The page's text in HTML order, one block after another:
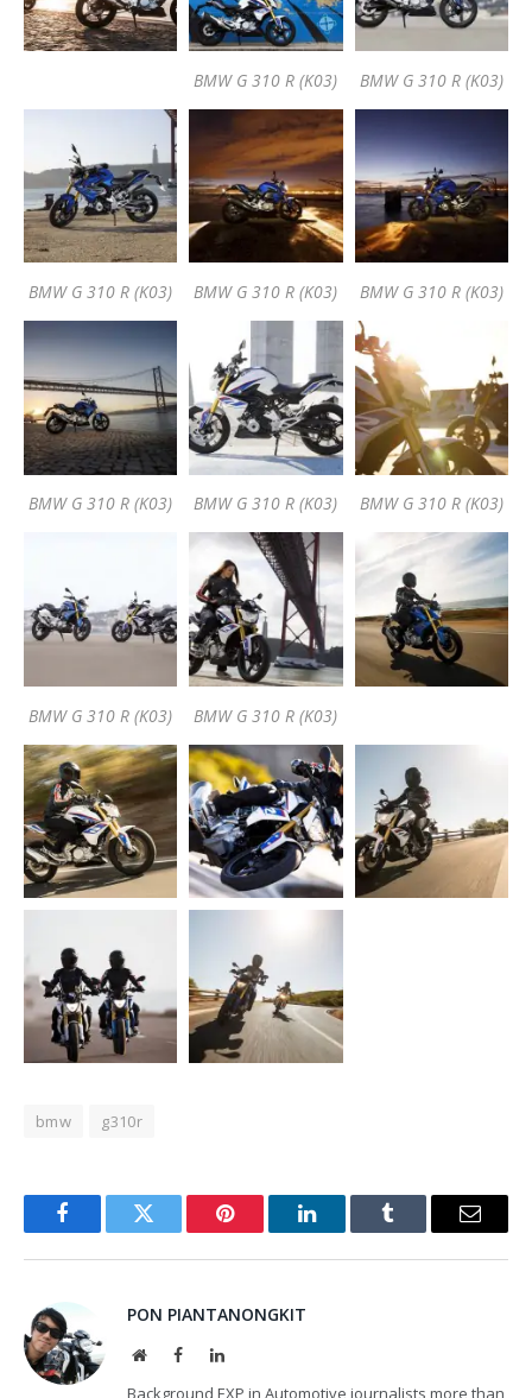
BMW G 310 R (K03) BMW G 310 R (K03)
BMW G 310 R (K03) BMW G 310 R (K03) BMW G 310 R (K03)
BMW G 310 R (K03) BMW G 310 R (K03) BMW G 310 R (K03)
BMW G 310 R (K03) BMW G 310 R (K03)
bmw g310r
FacebookTwitter Pinterest LinkedInTumblr Email
PON PIANTANONGKIT
WebsiteFacebookLinkedIn
Background EXP in Automotive journalists more than